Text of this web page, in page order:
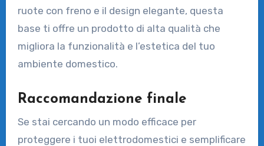
ruote con freno e il design elegante, questa
base ti offre un prodotto di alta qualità che
migliora la funzionalità e l’estetica del tuo
ambiente domestico.
Raccomandazione finale
Se stai cercando un modo efficace per
proteggere i tuoi elettrodomestici e semplificare